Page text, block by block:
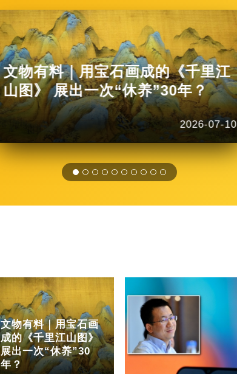
文物有料｜用宝石画成的《千里江
山图》 展出一次“休养”30年？
2026-07-10
文物有料｜用宝石画
成的《千里江山图》
展出一次“休养”30
年？